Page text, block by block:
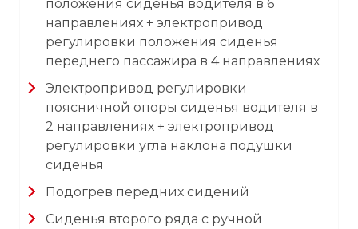
положения сиденья водителя в 6
направлениях + электропривод
регулировки положения сиденья
переднего пассажира в 4 направлениях
Электропривод регулировки
поясничной опоры сиденья водителя в
2 направлениях + электропривод
регулировки угла наклона подушки
сиденья
Подогрев передних сидений
Сиденья второго ряда с ручной